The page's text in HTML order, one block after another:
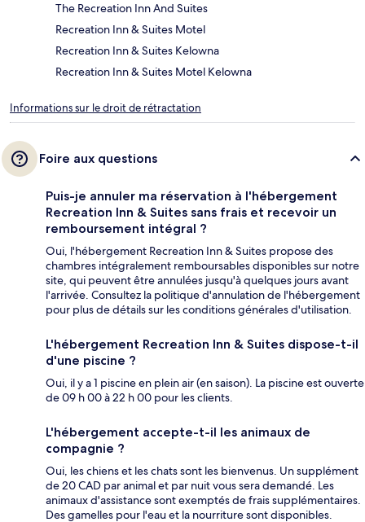
The Recreation Inn And Suites
Recreation Inn & Suites Motel
Recreation Inn & Suites Kelowna
Recreation Inn & Suites Motel Kelowna
Informations sur le droit de rétractation
Foire aux questions
Puis-je annuler ma réservation à l'hébergement
Recreation Inn & Suites sans frais et recevoir un
remboursement intégral ?
Oui, l'hébergement Recreation Inn & Suites propose des
chambres intégralement remboursables disponibles sur notre
site, qui peuvent être annulées jusqu'à quelques jours avant
l'arrivée. Consultez la politique d'annulation de l'hébergement
pour plus de détails sur les conditions générales d'utilisation.
L'hébergement Recreation Inn & Suites dispose-t-il
d'une piscine ?
Oui, il y a 1 piscine en plein air (en saison). La piscine est ouverte
de 09 h 00 à 22 h 00 pour les clients.
L'hébergement accepte-t-il les animaux de
compagnie ?
Oui, les chiens et les chats sont les bienvenus. Un supplément
de 20 CAD par animal et par nuit vous sera demandé. Les
animaux d'assistance sont exemptés de frais supplémentaires.
Des gamelles pour l'eau et la nourriture sont disponibles.